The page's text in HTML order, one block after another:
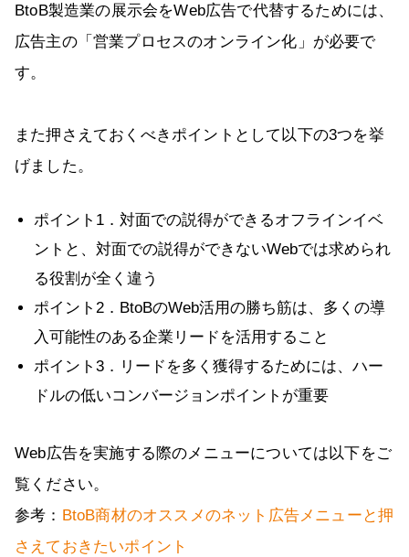
BtoB製造業の展示会をWeb広告で代替するためには、
広告主の「営業プロセスのオンライン化」が必要で
す。
また押さえておくべきポイントとして以下の3つを挙
げました。
ポイント1．対面での説得ができるオフラインイベ
ントと、対面での説得ができないWebでは求められ
る役割が全く違う
ポイント2．BtoBのWeb活用の勝ち筋は、多くの導
入可能性のある企業リードを活用すること
ポイント3．リードを多く獲得するためには、ハー
ドルの低いコンバージョンポイントが重要
Web広告を実施する際のメニューについては以下をご
覧ください。
参考： BtoB商材のオススメのネット広告メニューと押
さえておきたいポイント